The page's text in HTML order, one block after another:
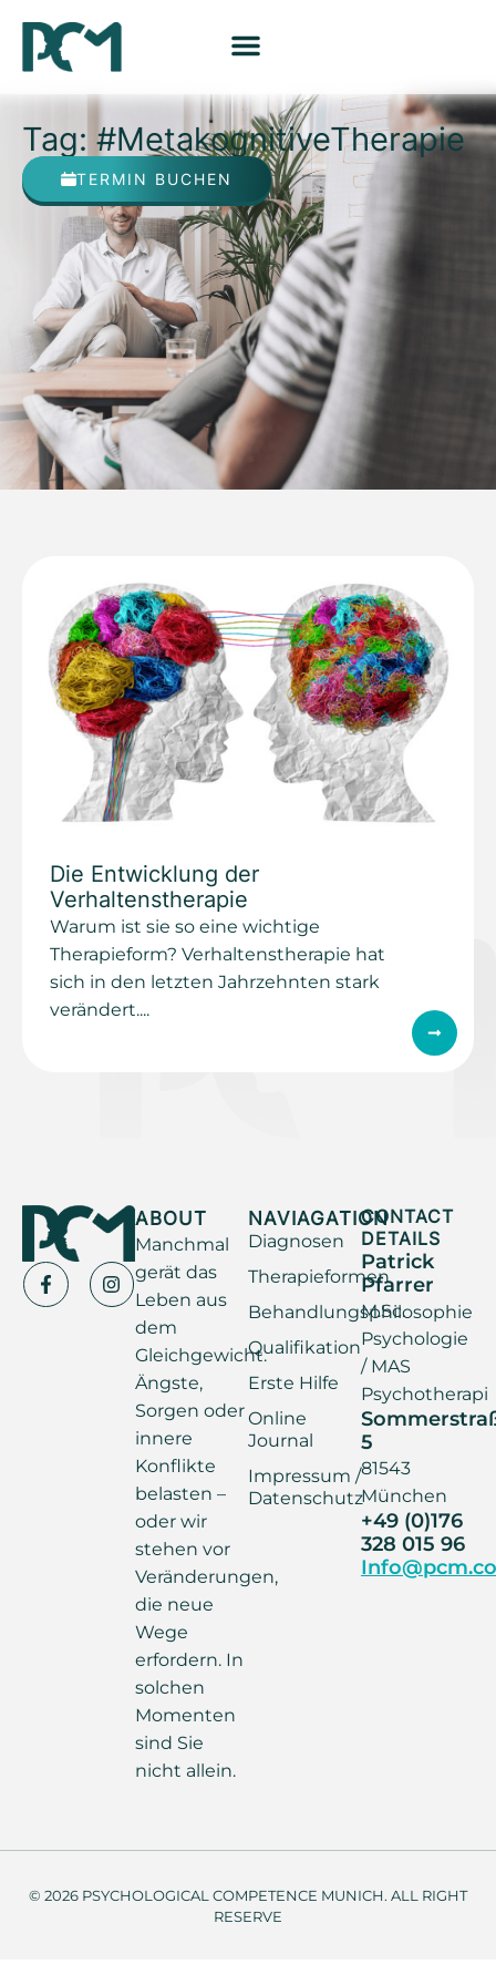
Tag: #MetakognitiveTherapie
TERMIN BUCHEN
Die Entwicklung der
Verhaltenstherapie
Warum ist sie so eine wichtige
Therapieform? Verhaltenstherapie hat
sich in den letzten Jahrzehnten stark
verändert....
ABOUT
Manchmal
gerät das
Leben aus
dem
Gleichgewicht.
Ängste,
Sorgen oder
innere
Konflikte
belasten –
oder wir
stehen vor
Veränderungen,
die neue
Wege
erfordern. In
solchen
Momenten
sind Sie
nicht allein.
NAVIAGATION
Diagnosen
Therapieformen
Behandlungsphilosophie
Qualifikation
Erste Hilfe
Online
Journal
Impressum /
Datenschutz
CONTACT
DETAILS
Patrick
Pfarrer
M.Sc.
Psychologie
/ MAS
Psychotherapi
5
81543
München
+49 (0)176
328 015 96
© 2026 PSYCHOLOGICAL COMPETENCE MUNICH. ALL RIGHT
RESERVE